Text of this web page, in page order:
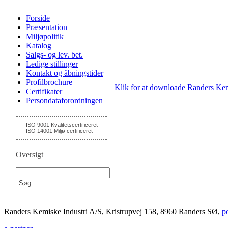
Forside
Præsentation
Miljøpolitik
Katalog
Salgs- og lev. bet.
Ledige stillinger
Kontakt og åbningstider
Profilbrochure
Certifikater
Persondataforordningen
ISO 9001 Kvalitetscertificeret
ISO 14001 Miljø certificeret
Oversigt
Klik for at downloade Randers
Randers Kemiske Industri A/S, Kristrupvej 158, 8960 Randers SØ,